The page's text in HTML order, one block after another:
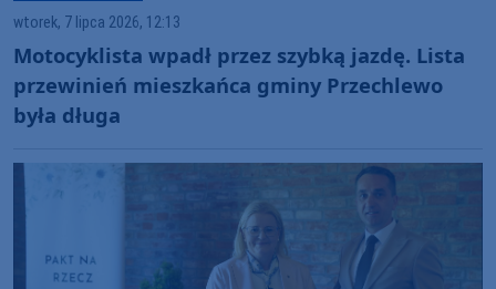
wtorek, 7 lipca 2026, 12:13
Motocyklista wpadł przez szybką jazdę. Lista
przewinień mieszkańca gminy Przechlewo
była długa